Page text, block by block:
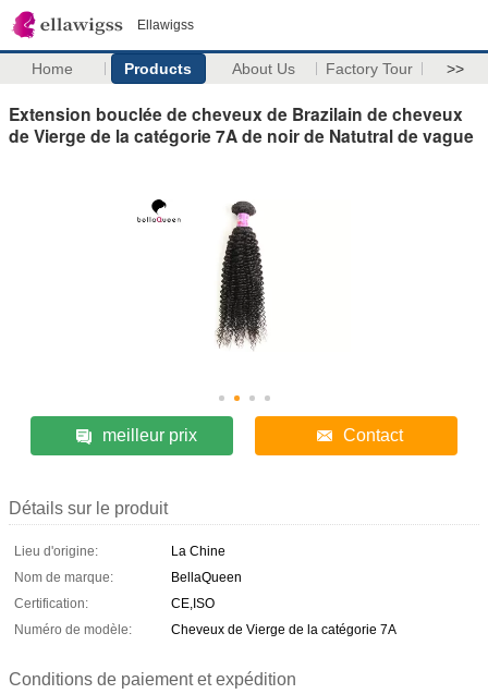
Ellawigss
Home Products About Us Factory Tour >>
Extension bouclée de cheveux de Brazilain de cheveux
de Vierge de la catégorie 7A de noir de Natutral de vague
meilleur prix Contact
Détails sur le produit
Lieu d'origine:
La Chine
Nom de marque:
BellaQueen
Certification:
CE,ISO
Numéro de modèle:
Cheveux de Vierge de la catégorie 7A
Conditions de paiement et expédition